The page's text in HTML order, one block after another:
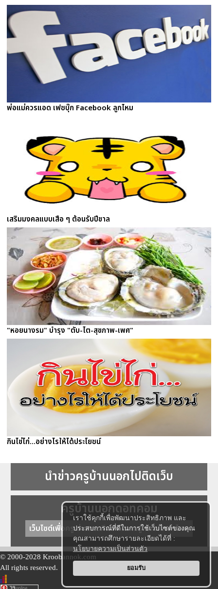
เราใช้คุกกี้เพื่อพัฒนาประสิทธิภาพ และ
ประสบการณ์ที่ดีในการใช้เว็บไซต์ของคุณ
คุณสามารถศึกษารายละเอียดได้ที่ :
นโยบายความเป็นส่วนตัว
ยอมรับ
พ่อแม่ควรแอด เฟซบุ๊ก Facebook ลูกไหม
เสริมมงคลแบบเสือ ๆ ต้อนรับปีขาล
"หอยนางรม" บำรุง "ตับ-ไต-สุขภาพ-เพศ"
กินไข่ไก่...อย่างไรให้ได้ประโยชน์
นำข่าวครูบ้านนอกไปติดเว็บ
ครูบ้านนอกดอทคอม
เว็บไซต์เพื่อครู ข่าวการศึกษา ความรู้ การศึกษาไทย
© 2000-2028 Kroobannok.com
All rights reserved.